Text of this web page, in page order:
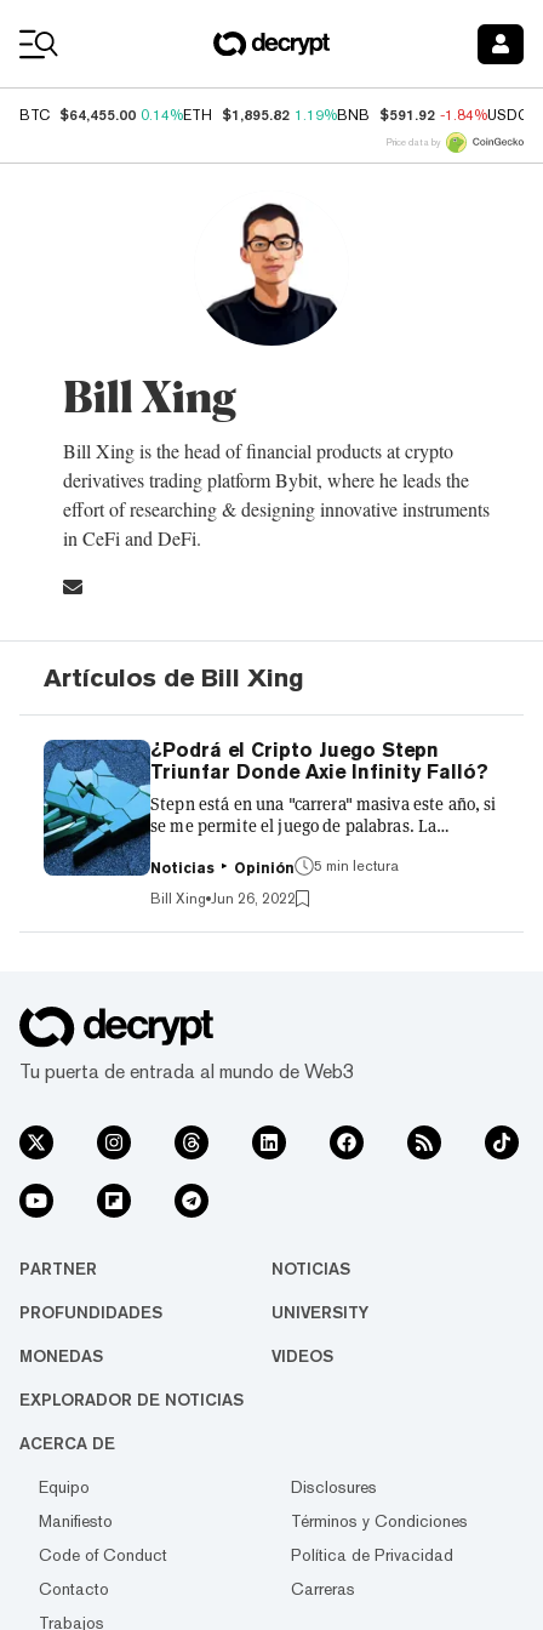
BTC $64,455.00 0.14%ETH $1,895.82 1.19%BNB $591.92 -1.84%USDC
Price data by
Bill Xing
Bill Xing is the head of financial products at crypto
derivatives trading platform Bybit, where he leads the
effort of researching & designing innovative instruments
in CeFi and DeFi.
Artículos de Bill Xing
¿Podrá el Cripto Juego Stepn
Triunfar Donde Axie Infinity Falló?
Stepn está en una "carrera" masiva este año, si
se me permite el juego de palabras. La
criptomonedas por caminar, trotar o correr ha
inaugurado un nuevo género de juego llamado
"move-to-earn" (o moverse para ganar). El
token de utilidad del juego, Green Satoshi
primeros usuarios del juego estaban
dispuestos a compartir su div...
Noticias Opinión
5 min lectura
Bill Xing Jun 26, 2022
Tu puerta de entrada al mundo de Web3
PARTNER NOTICIAS
PROFUNDIDADES UNIVERSITY
MONEDAS VIDEOS
EXPLORADOR DE NOTICIAS
ACERCA DE
Equipo
Disclosures
Manifiesto
Términos y Condiciones
Code of Conduct
Política de Privacidad
Contacto
Carreras
Trabajos